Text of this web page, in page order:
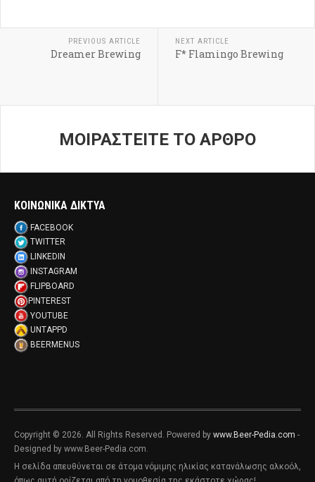
PREVIOUS ARTICLE
Dreamer Brewing
NEXT ARTICLE
F* Flamingo Brewing
ΜΟΙΡΑΣΤΕΙΤΕ ΤΟ ΑΡΘΡΟ
ΚΟΙΝΩΝΙΚΑ ΔΙΚΤΥΑ
FACEBOOK
TWITTER
LINKEDIN
INSTAGRAM
FLIPBOARD
PINTEREST
YOUTUBE
UNTAPPD
BEERMENUS
Copyright © 2026. All Rights Reserved. Powered by www.Beer-Pedia.com -
Designed by www.Beer-Pedia.com.
Η σελίδα απευθύνεται σε άτομα νόμιμης ηλικίας κατανάλωσης αλκοόλ,